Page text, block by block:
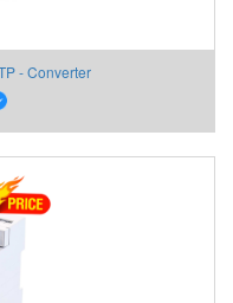
- Converter